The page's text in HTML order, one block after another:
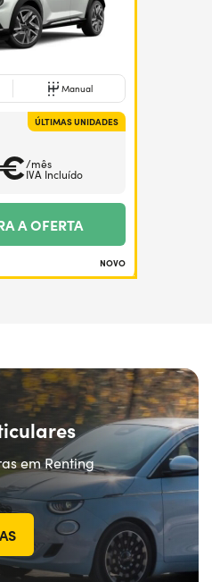
Manual
ÚLTIMAS UNIDADES
/mês
IVA Incluído
A OFERTA
NOVO
em Renting